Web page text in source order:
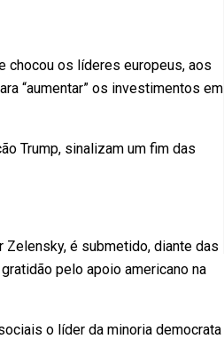
chocou os líderes europeus, aos
“aumentar” os investimentos em
Trump, sinalizam um fim das
Zelensky, é submetido, diante das
pelo apoio americano na
o líder da minoria democrata